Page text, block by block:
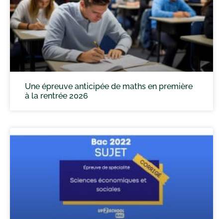
Une épreuve anticipée de maths en première
à la rentrée 2026